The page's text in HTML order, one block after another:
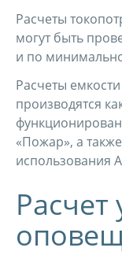
Расчеты
могут быть
и по
Расчеты
производятся
«Пожар», а
использования
Расчет